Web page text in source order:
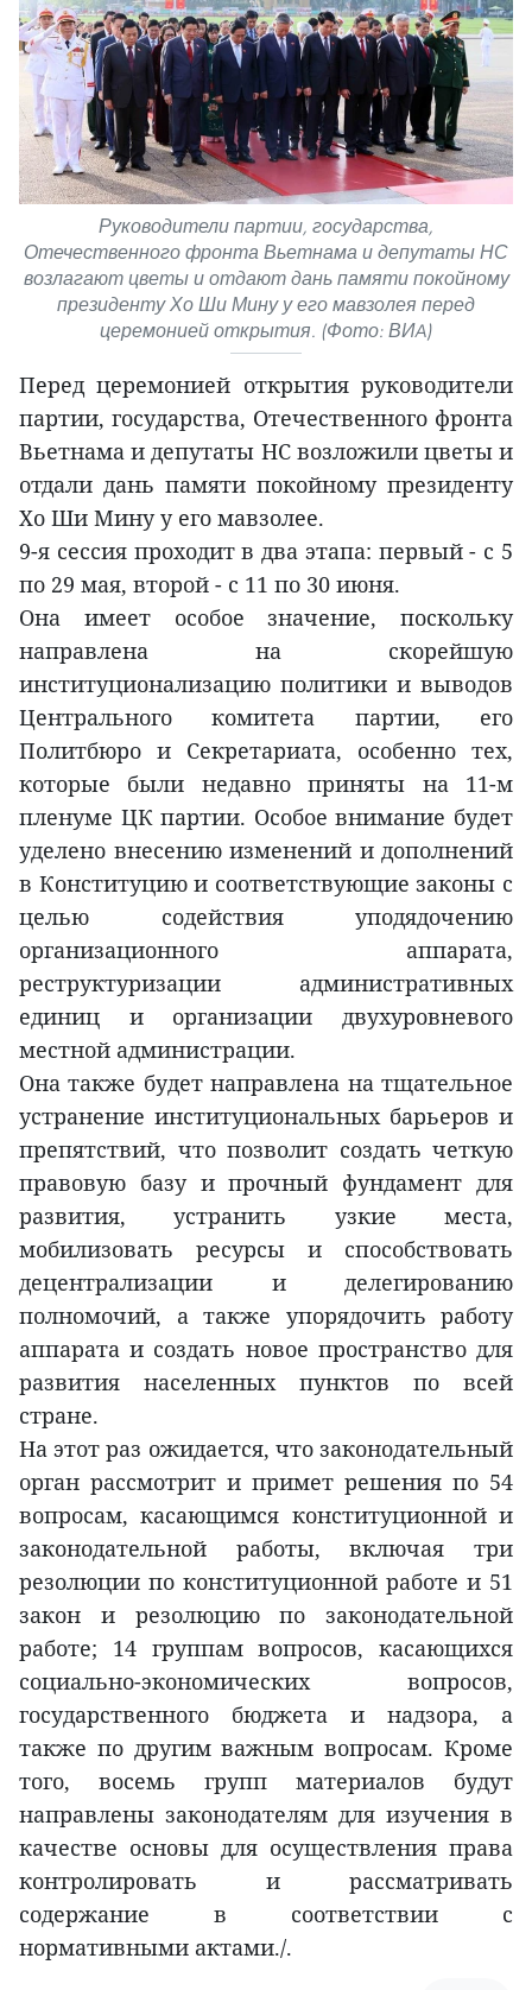
Руководители партии, государства,
Отечественного фронта Вьетнама и депутаты НС
возлагают цветы и отдают дань памяти покойному
президенту Хо Ши Мину у его мавзолея перед
церемонией открытия. (Фото: ВИA)
Перед церемонией открытия руководители
партии, государства, Отечественного фронта
Вьетнама и депутаты НС возложили цветы и
отдали дань памяти покойному президенту
Хо Ши Мину у его мавзолее.
9-я сессия проходит в два этапа: первый - с 5
по 29 мая, второй - с 11 по 30 июня.
Она имеет особое значение, поскольку
направлена на скорейшую
институционализацию политики и выводов
Центрального комитета партии, его
Политбюро и Секретариата, особенно тех,
которые были недавно приняты на 11-м
пленуме ЦК партии. Особое внимание будет
уделено внесению изменений и дополнений
в Конституцию и соответствующие законы с
целью содействия уподядочению
организационного аппарата,
реструктуризации административных
единиц и организации двухуровневого
местной администрации.
Она также будет направлена на тщательное
устранение институциональных барьеров и
препятствий, что позволит создать четкую
правовую базу и прочный фундамент для
развития, устранить узкие места,
мобилизовать ресурсы и способствовать
децентрализации и делегированию
полномочий, а также упорядочить работу
аппарата и создать новое пространство для
развития населенных пунктов по всей
стране.
На этот раз ожидается, что законодательный
орган рассмотрит и примет решения по 54
вопросам, касающимся конституционной и
законодательной работы, включая три
резолюции по конституционной работе и 51
закон и резолюцию по законодательной
работе; 14 группам вопросов, касающихся
социально-экономических вопросов,
государственного бюджета и надзора, а
также по другим важным вопросам. Кроме
того, восемь групп материалов будут
направлены законодателям для изучения в
качестве основы для осуществления права
контролировать и рассматривать
содержание в соответствии с
нормативными актами./.